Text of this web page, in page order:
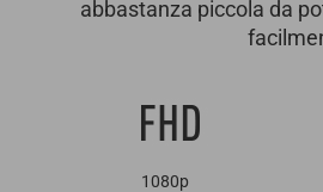
abbastanza piccola da
1080p